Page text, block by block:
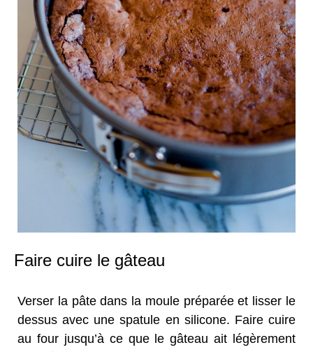
Faire cuire le gâteau
Verser la pâte dans la moule préparée et lisser le
dessus avec une spatule en silicone. Faire cuire
au four jusqu’à ce que le gâteau ait légèrement